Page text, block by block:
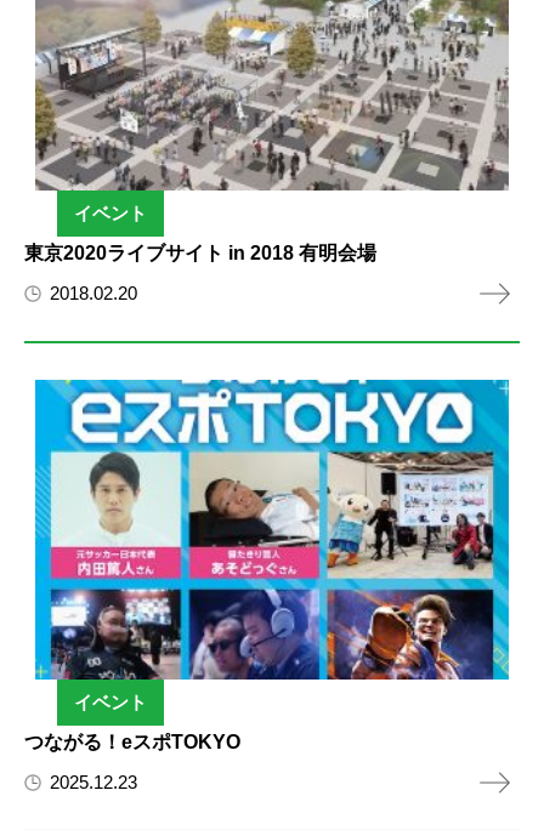
イベント
東京2020ライブサイト in 2018 有明会場
2018.02.20
イベント
つながる！eスポTOKYO
2025.12.23